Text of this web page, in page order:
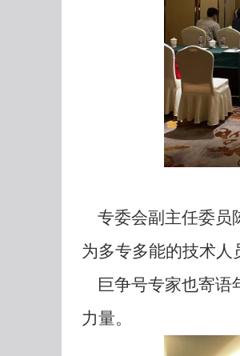
专委会副主任委员
为多专多能的技术
巨争号专家也寄
力量。